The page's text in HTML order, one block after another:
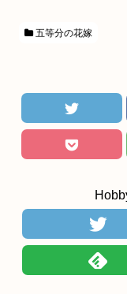
五等分の花嫁